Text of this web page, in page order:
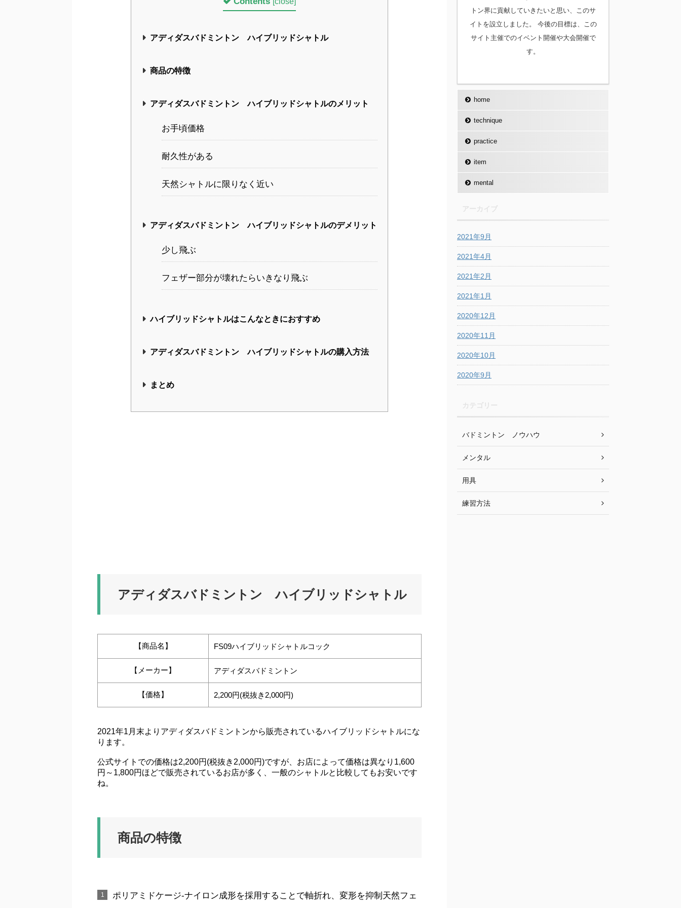
アディダスバドミントン ハイブリッドシャトル
商品の特徴
アディダスバドミントン ハイブリッドシャトルのメリット
お手頃価格
耐久性がある
天然シャトルに限りなく近い
アディダスバドミントン ハイブリッドシャトルのデメリット
少し飛ぶ
フェザー部分が壊れたらいきなり飛ぶ
ハイブリッドシャトルはこんなときにおすすめ
アディダスバドミントン ハイブリッドシャトルの購入方法
まとめ
アディダスバドミントン ハイブリッドシャトル
【商品名】 FS09ハイブリッドシャトルコック
【メーカー】 アディダスバドミントン
【価格】 2,200円(税抜き2,000円)
2021年1月末よりアディダスバドミントンから販売されているハイブリッドシャトルにな
ります。
公式サイトでの価格は2,200円(税抜き2,000円)ですが、お店によって価格は異なり1,600
円～1,800円ほどで販売されているお店が多く、一般のシャトルと比較してもお安いです
ね。
商品の特徴
ポリアミドケージ-ナイロン成形を採用することで軸折れ、変形を抑制天然フェ
トン界に貢献していきたいと思い、このサ
イトを設立しました。 今後の目標は、この
サイト主催でのイベント開催や大会開催で
す。
home
technique
practice
item
mental
2021年9月
2021年4月
2021年2月
2021年1月
2020年12月
2020年11月
2020年10月
2020年9月
バドミントン ノウハウ
メンタル
用具
練習方法